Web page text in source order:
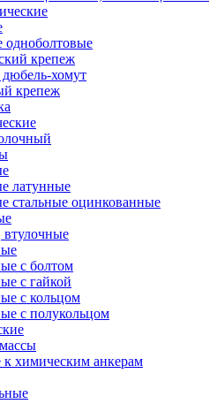
крепеж
хомут
крепеж
латунные
стальные оцинкованные
с болтом
с гайкой
с кольцом
с полукольцом
химическим анкерам